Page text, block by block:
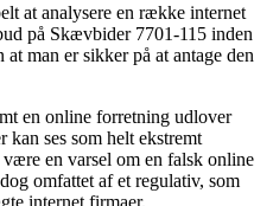
at analysere en række internet
på Skævbider 7701-115 inden
man er sikker på at antage den
en online forretning udlover
kan ses som helt ekstremt
en varsel om en falsk online
omfattet af et regulativ, som
internet firmaer.